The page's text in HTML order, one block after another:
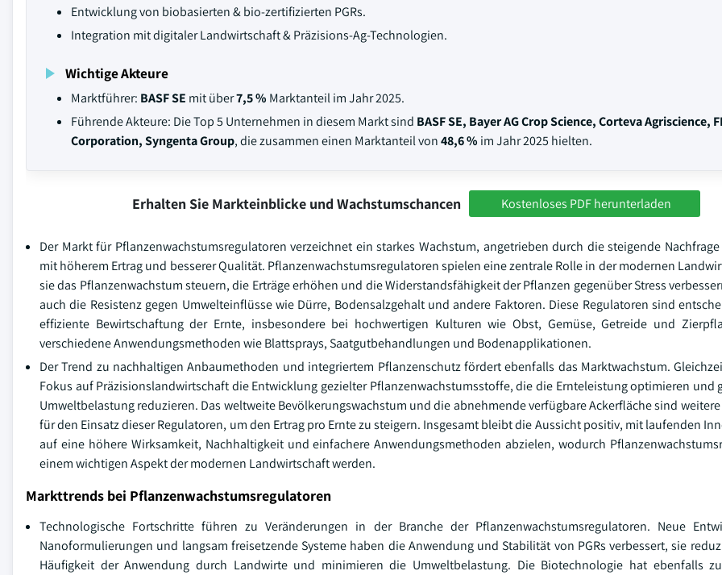
Entwicklung von biobasierten & bio-zertifizierten PGRs.
Integration mit digitaler Landwirtschaft & Präzisions-Ag-Technologien.
Wichtige Akteure
Marktführer: BASF SE mit über7,5 % Marktanteil im Jahr 2025.
Führende Akteure: Die Top 5 Unternehmen in diesem Markt sind BASF SE, Bayer AG Crop Science, Corteva Agriscience,
Corporation, Syngenta Group, die zusammen einen Marktanteil von48,6 % im Jahr 2025 hielten.
Erhalten Sie Markteinblicke und Wachstumschancen Kostenloses PDF herunterladen
Der Markt für Pflanzenwachstumsregulatoren verzeichnet ein starkes Wachstum, angetrieben durch die steigende
mit höherem Ertrag und besserer Qualität. Pflanzenwachstumsregulatoren spielen eine zentrale Rolle in der modernen
sie das Pflanzenwachstum steuern, die Erträge erhöhen und die Widerstandsfähigkeit der Pflanzen gegenüber Stress
auch die Resistenz gegen Umwelteinflüsse wie Dürre, Bodensalzgehalt und andere Faktoren. Diese Regulatoren sind
effiziente Bewirtschaftung der Ernte, insbesondere bei hochwertigen Kulturen wie Obst, Gemüse, Getreide und
verschiedene Anwendungsmethoden wie Blattsprays, Saatgutbehandlungen und Bodenapplikationen.
Der Trend zu nachhaltigen Anbaumethoden und integriertem Pflanzenschutz fördert ebenfalls das Marktwachstum.
Fokus auf Präzisionslandwirtschaft die Entwicklung gezielter Pflanzenwachstumsstoffe, die die Ernteleistung optimieren und
Umweltbelastung reduzieren. Das weltweite Bevölkerungswachstum und die abnehmende verfügbare Ackerfläche sind
für den Einsatz dieser Regulatoren, um den Ertrag pro Ernte zu steigern. Insgesamt bleibt die Aussicht positiv, mit laufenden
auf eine höhere Wirksamkeit, Nachhaltigkeit und einfachere Anwendungsmethoden abzielen, wodurch
einem wichtigen Aspekt der modernen Landwirtschaft werden.
Markttrends bei Pflanzenwachstumsregulatoren
Technologische Fortschritte führen zu Veränderungen in der Branche der Pflanzenwachstumsregulatoren. Neue
Nanoformulierungen und langsam freisetzende Systeme haben die Anwendung und Stabilität von PGRs verbessert, sie
Häufigkeit der Anwendung durch Landwirte und minimieren die Umweltbelastung. Die Biotechnologie hat ebenfalls